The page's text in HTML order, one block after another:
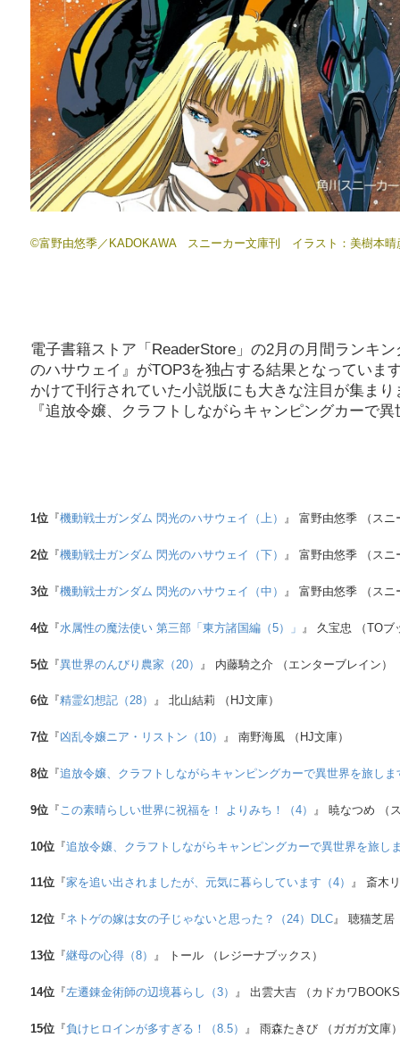
©富野由悠季／KADOKAWA スニーカー文庫刊 イラスト：美樹本晴
電子書籍ストア「ReaderStore」の2月の月間ランキ
のハサウェイ』がTOP3を独占する結果となっていま
かけて刊行されていた小説版にも大きな注目が集ま
『追放令嬢、クラフトしながらキャンピングカーで
1位 『機動戦士ガンダム 閃光のハサウェイ（上） 』 富野由悠季 （スニ
2位 『機動戦士ガンダム 閃光のハサウェイ（下） 』 富野由悠季 （スニ
3位 『機動戦士ガンダム 閃光のハサウェイ（中） 』 富野由悠季 （スニ
4位 『水属性の魔法使い 第三部「東方諸国編（5）」 』 久宝忠 （TOブ
5位 『異世界のんびり農家（20） 』 内藤騎之介 （エンターブレイン）
6位 『精霊幻想記（28） 』 北山結莉 （HJ文庫）
7位 『凶乱令嬢ニア・リストン（10） 』 南野海風 （HJ文庫）
8位 『追放令嬢、クラフトしながらキャンピングカーで異世界を旅しま
9位 『 この素晴らしい世界に祝福を！ よりみち！（4） 』 暁なつめ （
10位 『追放令嬢、クラフトしながらキャンピングカーで異世界を旅し
11位 『家を追い出されましたが、元気に暮らしています（4） 』 斎木
12位 『ネトゲの嫁は女の子じゃないと思った？（24）DLC』 聴猫芝居
13位 『継母の心得（8） 』 トール （レジーナブックス）
14位 『左遷錬金術師の辺境暮らし（3） 』 出雲大吉 （カドカワ
15位 『負けヒロインが多すぎる！（8.5） 』 雨森たきび （ガガガ文庫